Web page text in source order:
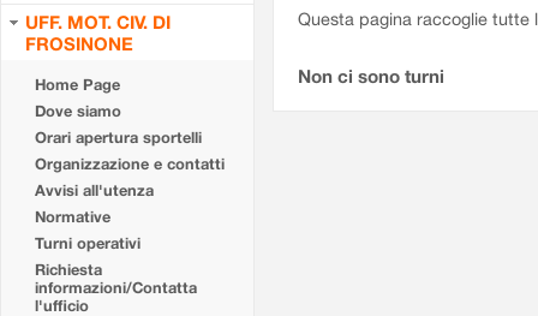
UFF. MOT. CIV. DI
FROSINONE
Home Page
Dove siamo
Orari apertura sportelli
Organizzazione e contatti
Avvisi all'utenza
Normative
Turni operativi
Richiesta
informazioni/Contatta
l'ufficio
Questa pagina raccoglie tutte
Non ci sono turni